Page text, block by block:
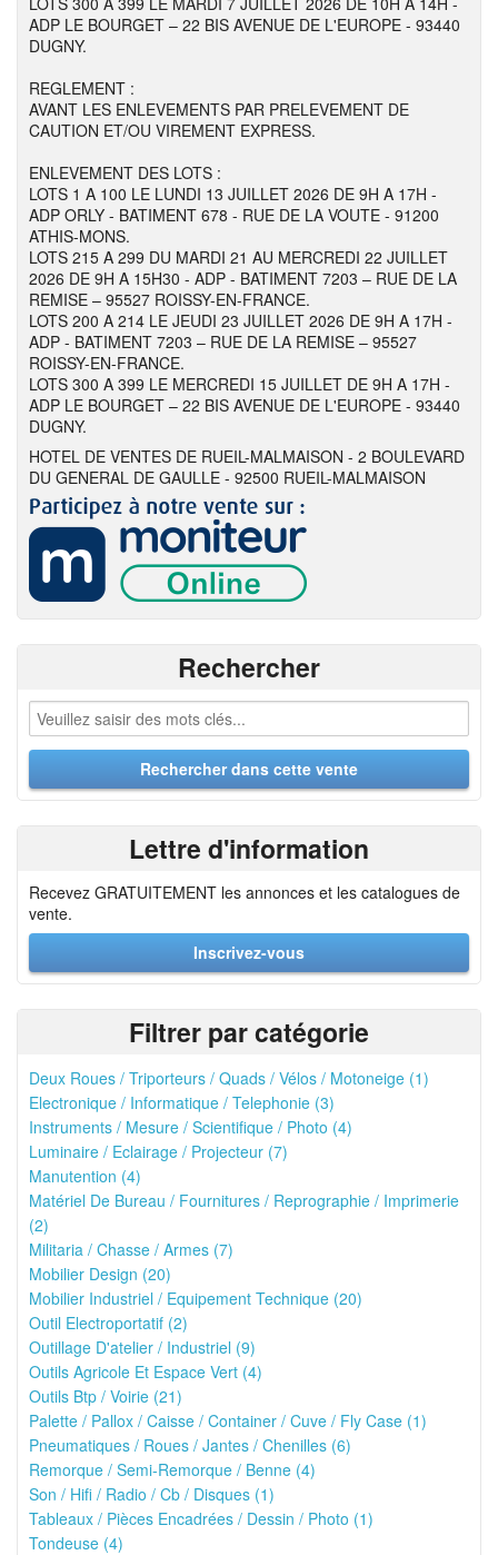
ADP LE BOURGET – 22 BIS AVENUE DE L'EUROPE - 93440
DUGNY.
REGLEMENT :
AVANT LES ENLEVEMENTS PAR PRELEVEMENT DE
CAUTION ET/OU VIREMENT EXPRESS.
ENLEVEMENT DES LOTS :
LOTS 1 A 100 LE LUNDI 13 JUILLET 2026 DE 9H A 17H -
ADP ORLY - BATIMENT 678 - RUE DE LA VOUTE - 91200
ATHIS-MONS.
LOTS 215 A 299 DU MARDI 21 AU MERCREDI 22 JUILLET
2026 DE 9H A 15H30 - ADP - BATIMENT 7203 – RUE DE LA
REMISE – 95527 ROISSY-EN-FRANCE.
LOTS 200 A 214 LE JEUDI 23 JUILLET 2026 DE 9H A 17H -
ADP - BATIMENT 7203 – RUE DE LA REMISE – 95527
ROISSY-EN-FRANCE.
LOTS 300 A 399 LE MERCREDI 15 JUILLET DE 9H A 17H -
ADP LE BOURGET – 22 BIS AVENUE DE L'EUROPE - 93440
DUGNY.
HOTEL DE VENTES DE RUEIL-MALMAISON - 2 BOULEVARD
DU GENERAL DE GAULLE - 92500 RUEIL-MALMAISON
Rechercher
Lettre d'information
Recevez GRATUITEMENT les annonces et les catalogues de
vente.
Inscrivez-vous
Filtrer par catégorie
Deux Roues / Triporteurs / Quads / Vélos / Motoneige (1)
Electronique / Informatique / Telephonie (3)
Instruments / Mesure / Scientifique / Photo (4)
Luminaire / Eclairage / Projecteur (7)
Manutention (4)
Matériel De Bureau / Fournitures / Reprographie / Imprimerie
(2)
Militaria / Chasse / Armes (7)
Mobilier Design (20)
Mobilier Industriel / Equipement Technique (20)
Outil Electroportatif (2)
Outillage D'atelier / Industriel (9)
Outils Agricole Et Espace Vert (4)
Outils Btp / Voirie (21)
Palette / Pallox / Caisse / Container / Cuve / Fly Case (1)
Pneumatiques / Roues / Jantes / Chenilles (6)
Remorque / Semi-Remorque / Benne (4)
Son / Hifi / Radio / Cb / Disques (1)
Tableaux / Pièces Encadrées / Dessin / Photo (1)
Tondeuse (4)